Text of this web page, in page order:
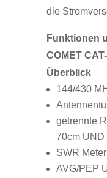
die
Funktionen
COMET
Überblick
144/430
getrennte
70cm UND
SWR Meter
AVG/PEP